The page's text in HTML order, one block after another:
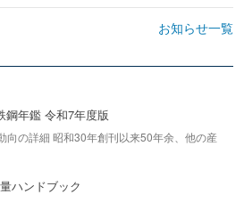
お知らせ一覧
鋼年鑑 令和7年度版
向の詳細 昭和30年創刊以来50年余、他の産
ハンドブック